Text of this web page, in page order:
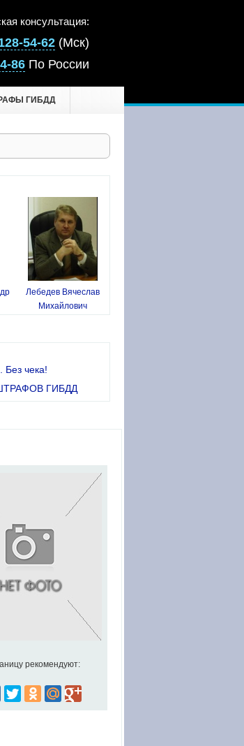
консультация:
54-62 (Мск)
86 По России
ГИБДД
Лебедев Вячеслав
Михайлович
Без чека!
ШТРАФОВ ГИБДД
рекомендуют: